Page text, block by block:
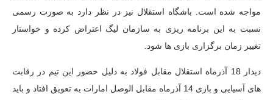
مواجه شده است. باشگاه استقلال نیز در نظر دارد به صورت رسمی
نسبت به این برنامه ریزی به سازمان لیگ اعتراض کرده و خواستار
تغییر زمان برگزاری بازی ها شود.
دیدار 18 آذرماه استقلال مقابل فولاد به دلیل حضور این تیم در رقابت
های آسیایی و بازی 14 آذرماه مقابل الوصل امارات به تعویق افتاد و باید